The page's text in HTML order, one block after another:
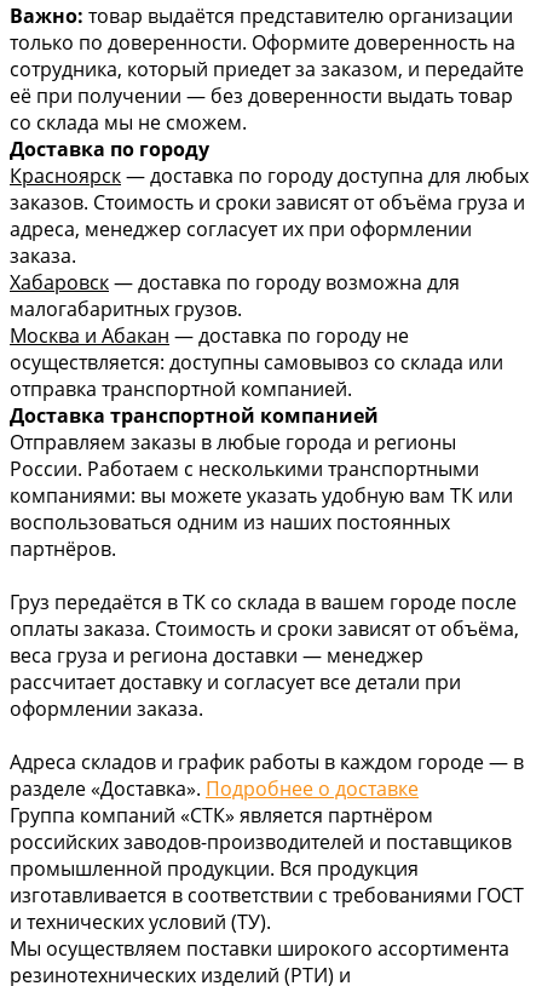
Важно: товар выдаётся представителю организации
только по доверенности. Оформите доверенность на
сотрудника, который приедет за заказом, и передайте
её при получении — без доверенности выдать товар
со склада мы не сможем.
Доставка по городу
Красноярск— доставка по городу доступна для любых
заказов. Стоимость и сроки зависят от объёма груза и
адреса, менеджер согласует их при оформлении
заказа.
Хабаровск— доставка по городу возможна для
малогабаритных грузов.
Москва и Абакан — доставка по городу не
осуществляется: доступны самовывоз со склада или
отправка транспортной компанией.
Доставка транспортной компанией
Отправляем заказы в любые города и регионы
России. Работаем с несколькими транспортными
компаниями: вы можете указать удобную вам ТК или
воспользоваться одним из наших постоянных
партнёров.
Груз передаётся в ТК со склада в вашем городе после
оплаты заказа. Стоимость и сроки зависят от объёма,
веса груза и региона доставки — менеджер
рассчитает доставку и согласует все детали при
оформлении заказа.
Адреса складов и график работы в каждом городе — в
разделе «Доставка». Подробнее о доставке
Группа компаний «СТК» является партнёром
российских заводов-производителей и поставщиков
промышленной продукции. Вся продукция
изготавливается в соответствии с требованиями ГОСТ
и технических условий (ТУ).
Мы осуществляем поставки широкого ассортимента
резинотехнических изделий (РТИ) и